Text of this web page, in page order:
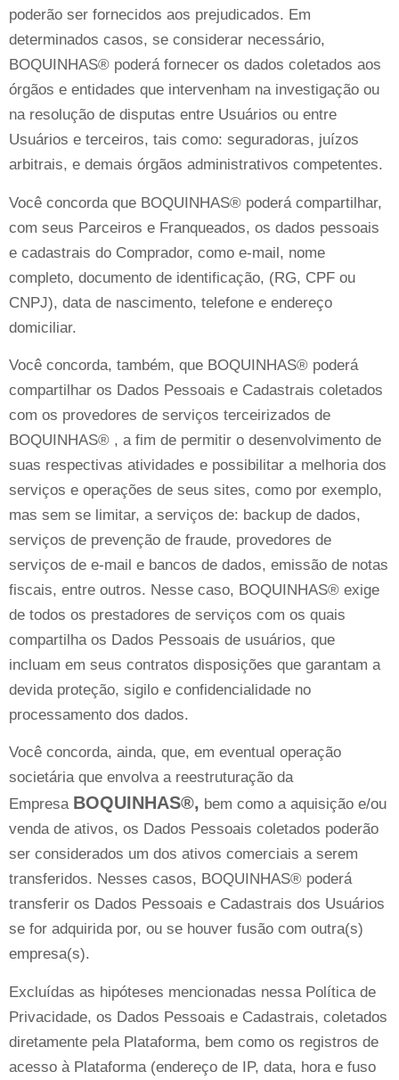
poderão ser fornecidos aos prejudicados. Em
determinados casos, se considerar necessário,
BOQUINHAS® poderá fornecer os dados coletados aos
órgãos e entidades que intervenham na investigação ou
na resolução de disputas entre Usuários ou entre
Usuários e terceiros, tais como: seguradoras, juízos
arbitrais, e demais órgãos administrativos competentes.
Você concorda que BOQUINHAS® poderá compartilhar,
com seus Parceiros e Franqueados, os dados pessoais
e cadastrais do Comprador, como e-mail, nome
completo, documento de identificação, (RG, CPF ou
CNPJ), data de nascimento, telefone e endereço
domiciliar.
Você concorda, também, que BOQUINHAS® poderá
compartilhar os Dados Pessoais e Cadastrais coletados
com os provedores de serviços terceirizados de
BOQUINHAS® , a fim de permitir o desenvolvimento de
suas respectivas atividades e possibilitar a melhoria dos
serviços e operações de seus sites, como por exemplo,
mas sem se limitar, a serviços de: backup de dados,
serviços de prevenção de fraude, provedores de
serviços de e-mail e bancos de dados, emissão de notas
fiscais, entre outros. Nesse caso, BOQUINHAS® exige
de todos os prestadores de serviços com os quais
compartilha os Dados Pessoais de usuários, que
incluam em seus contratos disposições que garantam a
devida proteção, sigilo e confidencialidade no
processamento dos dados.
Você concorda, ainda, que, em eventual operação
societária que envolva a reestruturação da
Empresa BOQUINHAS®, bem como a aquisição e/ou
venda de ativos, os Dados Pessoais coletados poderão
ser considerados um dos ativos comerciais a serem
transferidos. Nesses casos, BOQUINHAS® poderá
transferir os Dados Pessoais e Cadastrais dos Usuários
se for adquirida por, ou se houver fusão com outra(s)
empresa(s).
Excluídas as hipóteses mencionadas nessa Política de
Privacidade, os Dados Pessoais e Cadastrais, coletados
diretamente pela Plataforma, bem como os registros de
acesso à Plataforma (endereço de IP, data, hora e fuso